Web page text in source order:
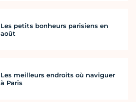
Les petits bonheurs parisiens en
août
Les meilleurs endroits où naviguer
à Paris